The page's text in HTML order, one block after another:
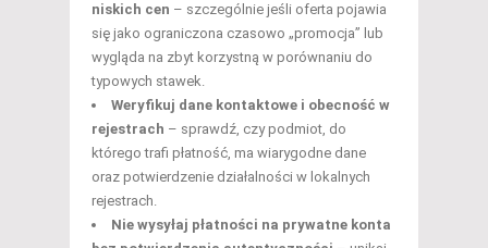
niskich cen – szczególnie jeśli oferta pojawia
się jako ograniczona czasowo „promocja” lub
wygląda na zbyt korzystną w porównaniu do
typowych stawek.
Weryfikuj dane kontaktowe i obecność w
rejestrach – sprawdź, czy podmiot, do
którego trafi płatność, ma wiarygodne dane
oraz potwierdzenie działalności w lokalnych
rejestrach.
Nie wysyłaj płatności na prywatne konta